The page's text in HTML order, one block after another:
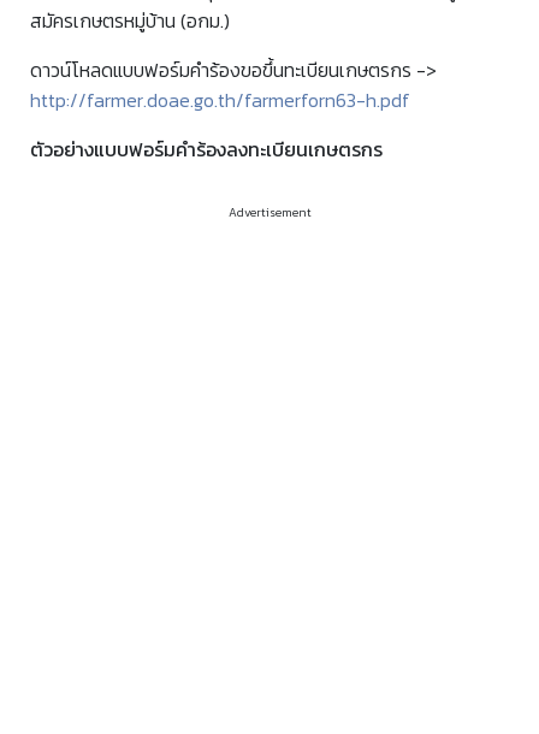
สมัครเกษตรหมู่บ้าน (อกม.)
ดาวน์โหลดแบบฟอร์มคำร้องขอขึ้นทะเบียนเกษตรกร ->
http://farmer.doae.go.th/farmerforn63-h.pdf
ตัวอย่างแบบฟอร์มคำร้องลงทะเบียนเกษตรกร
Advertisement